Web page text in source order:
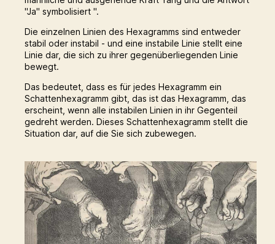
"Ja" symbolisiert ".
Die einzelnen Linien des Hexagramms sind entweder
stabil oder instabil - und eine instabile Linie stellt eine
Linie dar, die sich zu ihrer gegenüberliegenden Linie
bewegt.
Das bedeutet, dass es für jedes Hexagramm ein
Schattenhexagramm gibt, das ist das Hexagramm, das
erscheint, wenn alle instabilen Linien in ihr Gegenteil
gedreht werden. Dieses Schattenhexagramm stellt die
Situation dar, auf die Sie sich zubewegen.